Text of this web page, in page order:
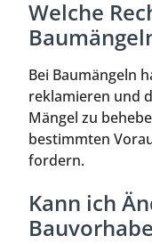
Welche
Bei Baumängeln
reklamieren und
Mängel zu
bestimmten
fordern.
Kann ich